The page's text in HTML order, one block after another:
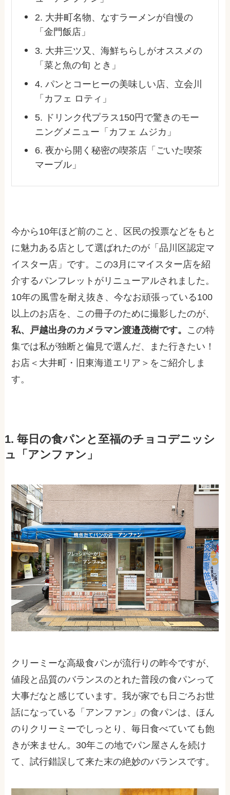
2. 大井町名物、なすラーメンが自慢の
「金門飯店」
3. 大井三ツ又、海鮮ちらしがオススメの
「菜と魚の旬 とき」
4. パンとコーヒーの美味しい店、立会川
「カフェ ロティ」
5. ドリンク代プラス150円で驚きのモー
ニングメニュー「カフェ ムジカ」
6. 夜から開く秘密の喫茶店「ごいた喫茶
マーブル」
今から10年ほど前のこと、区民の投票などをもと
に魅力ある店として選ばれたのが「品川区認定マ
イスター店」です。この3月にマイスター店を紹
介するパンフレットがリニューアルされました。
10年の風雪を耐え抜き、今なお頑張っている100
以上のお店を、この冊子のために撮影したのが、
私、戸越出身のカメラマン渡邉茂樹です。 この特
集では私が独断と偏見で選んだ、また行きたい！
お店＜大井町・旧東海道エリア＞をご紹介しま
す。
1. 毎日の食パンと至福のチョコデニッシ
ュ「アンファン」
クリーミーな高級食パンが流行りの昨今ですが、
値段と品質のバランスのとれた普段の食パンって
大事だなと感じています。我が家でも日ごろお世
話になっている「アンファン」の食パンは、ほん
のりクリーミーでしっとり、毎日食べていても飽
きが来ません。30年この地でパン屋さんを続け
て、試行錯誤して来た末の絶妙のバランスです。